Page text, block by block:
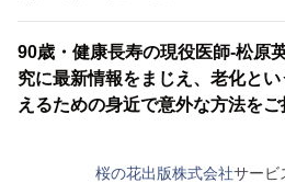
90歳・健康長寿の現役医師-松原
究に最新情報をまじえ、老化と
えるための身近で意外な方法をご
桜の花出版株式会社サービ